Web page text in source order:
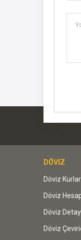
DÖVİZ
Döviz
Döviz
Döviz Detay
Döviz